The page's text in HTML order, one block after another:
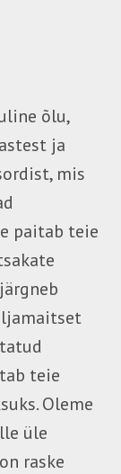
õlu,
ja
mis
paitab teie
teie
Oleme
üle
raske